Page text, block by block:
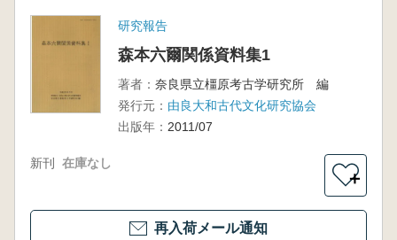
研究報告
森本六爾関係資料集1
著者： 奈良県立橿原考古学研究所 編
発行元： 由良大和古代文化研究協会
出版年： 2011/07
新刊 在庫なし
＋
再入荷メール通知